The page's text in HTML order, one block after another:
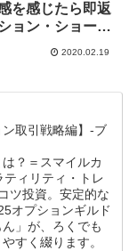
を感じたら即返
ョン・ショート
2020.02.19
取引戦略編】-ブ
？＝スマイルカ
ィリティ・トレ
ツ投資。安定的な
オプションギルド
」が、ろくでも
すく綴ります。